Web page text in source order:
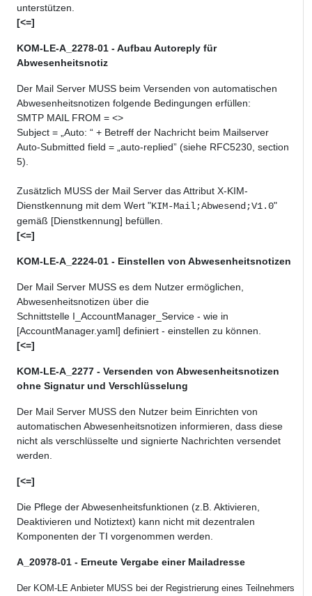
unterstützen.
[<=]
KOM-LE-A_2278-01 - Aufbau Autoreply für
Abwesenheitsnotiz
Der Mail Server MUSS beim Versenden von automatischen
Abwesenheitsnotizen folgende Bedingungen erfüllen:
SMTP MAIL FROM = <>
Subject = „Auto: “ + Betreff der Nachricht beim Mailserver
Auto-Submitted field = „auto-replied” (siehe RFC5230, section
5).
Zusätzlich MUSS der Mail Server das Attribut X-KIM-
Dienstkennung mit dem Wert "KIM-Mail;Abwesend;V1.0"
gemäß [Dienstkennung] befüllen.
[<=]
KOM-LE-A_2224-01 - Einstellen von Abwesenheitsnotizen
Der Mail Server MUSS es dem Nutzer ermöglichen,
Abwesenheitsnotizen über die
Schnittstelle I_AccountManager_Service - wie in
[AccountManager.yaml] definiert - einstellen zu können.
[<=]
KOM-LE-A_2277 - Versenden von Abwesenheitsnotizen
ohne Signatur und Verschlüsselung
Der Mail Server MUSS den Nutzer beim Einrichten von
automatischen Abwesenheitsnotizen informieren, dass diese
nicht als verschlüsselte und signierte Nachrichten versendet
werden.
[<=]
Die Pflege der Abwesenheitsfunktionen (z.B. Aktivieren,
Deaktivieren und Notiztext) kann nicht mit dezentralen
Komponenten der TI vorgenommen werden.
A_20978-01 - Erneute Vergabe einer Mailadresse
Der KOM-LE Anbieter MUSS bei der Registrierung eines Teilnehmers